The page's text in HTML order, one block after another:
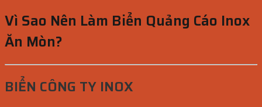
Vì Sao Nên Làm Biển Quảng Cáo Inox
Ăn Mòn?
BIỂN CÔNG TY INOX